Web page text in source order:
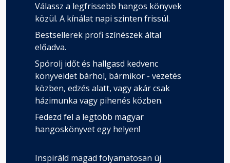
Válassz a legfrissebb hangos könyvek
közül. A kínálat napi szinten frissül.
Bestsellerek profi színészek által
előadva.
Spórolj időt és hallgasd kedvenc
könyveidet bárhol, bármikor - vezetés
közben, edzés alatt, vagy akár csak
házimunka vagy pihenés közben.
Fedezd fel a legtöbb magyar
hangoskönyvet egy helyen!
Inspiráld magad folyamatosan új